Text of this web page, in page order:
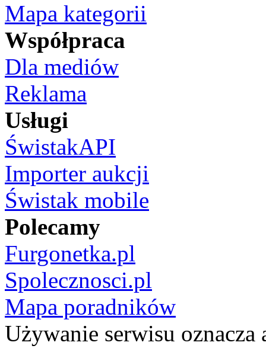
Mapa kategorii
Współpraca
Dla mediów
Reklama
Usługi
ŚwistakAPI
Importer aukcji
Świstak mobile
Polecamy
Furgonetka.pl
Spolecznosci.pl
Mapa poradników
Używanie serwisu oznacza